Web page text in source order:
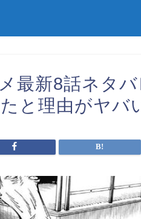
最新8話ネタ
と理由がヤバ